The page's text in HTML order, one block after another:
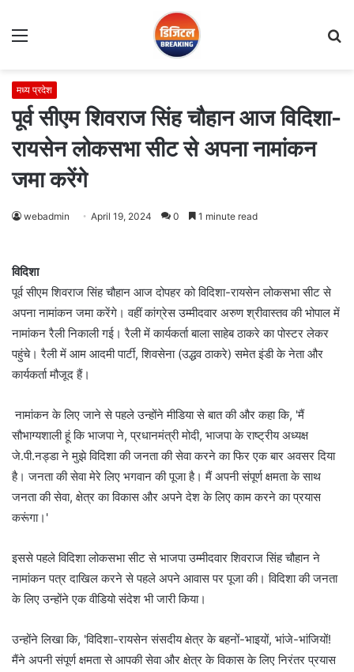
Menu
मध्य प्रदेश
पूर्व सीएम शिवराज सिंह चौहान आज विदिशा-
रायसेन लोकसभा सीट से अपना नामांकन
जमा करेंगे
webadmin April 19, 2024 0 1 minute read
विदिशा
पूर्व सीएम शिवराज सिंह चौहान आज दोपहर को विदिशा-रायसेन लोकसभा सीट से
अपना नामांकन जमा करेंगे। वहीं कांग्रेस उम्मीदवार अरुण श्रीवास्तव की भोपाल में
नामांकन रैली निकाली गई। रैली में कार्यकर्ता बाला साहेब ठाकरे का पोस्टर लेकर
पहुंचे। रैली में आम आदमी पार्टी, शिवसेना (उद्धव ठाकरे) समेत इंडी के नेता और
कार्यकर्ता मौजूद हैं।
नामांकन के लिए जाने से पहले उन्होंने मीडिया से बात की और कहा कि, 'मैं
सौभाग्यशाली हूं कि भाजपा ने, प्रधानमंत्री मोदी, भाजपा के राष्ट्रीय अध्यक्ष
जे.पी.नड्डा ने मुझे विदिशा की जनता की सेवा करने का फिर एक बार अवसर दिया
है। जनता की सेवा मेरे लिए भगवान की पूजा है। मैं अपनी संपूर्ण क्षमता के साथ
जनता की सेवा, क्षेत्र का विकास और अपने देश के लिए काम करने का प्रयास
करूंगा।'
इससे पहले विदिशा लोकसभा सीट से भाजपा उम्मीदवार शिवराज सिंह चौहान ने
नामांकन पत्र दाखिल करने से पहले अपने आवास पर पूजा की। विदिशा की जनता
के लिए उन्होंने एक वीडियो संदेश भी जारी किया।
उन्होंने लिखा कि, 'विदिशा-रायसेन संसदीय क्षेत्र के बहनों-भाइयों, भांजे-भांजियों!
मैंने अपनी संपूर्ण क्षमता से आपकी सेवा और क्षेत्र के विकास के लिए निरंतर प्रयास